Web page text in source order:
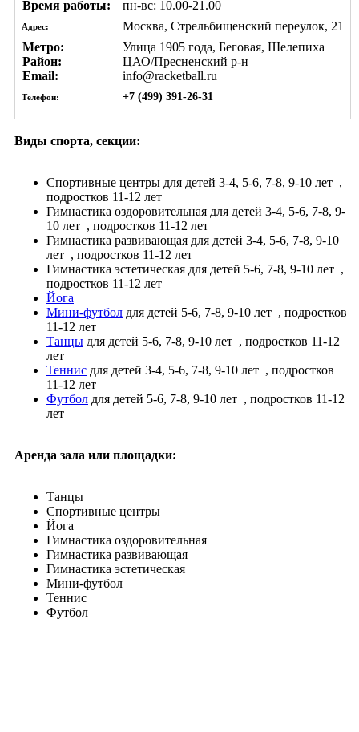
Время работы:
пн-вс: 10.00-21.00
Адрес:
Москва, Стрельбищенский переулок, 21
Метро:
Улица 1905 года, Беговая, Шелепиха
Район:
ЦАО/Пресненский р-н
Email:
info@racketball.ru
Телефон: +7 (499) 391-26-31
Виды спорта, секции:
Спортивные центры для детей 3-4, 5-6, 7-8, 9-10 лет ,
подростков 11-12 лет
Гимнастика оздоровительная для детей 3-4, 5-6, 7-8, 9-
10 лет , подростков 11-12 лет
Гимнастика развивающая для детей 3-4, 5-6, 7-8, 9-10
лет , подростков 11-12 лет
Гимнастика эстетическая для детей 5-6, 7-8, 9-10 лет ,
подростков 11-12 лет
Йога
Мини-футбол для детей 5-6, 7-8, 9-10 лет , подростков
11-12 лет
Танцы для детей 5-6, 7-8, 9-10 лет , подростков 11-12
лет
Теннис для детей 3-4, 5-6, 7-8, 9-10 лет , подростков
11-12 лет
Футбол для детей 5-6, 7-8, 9-10 лет , подростков 11-12
лет
Аренда зала или площадки:
Танцы
Спортивные центры
Йога
Гимнастика оздоровительная
Гимнастика развивающая
Гимнастика эстетическая
Мини-футбол
Теннис
Футбол